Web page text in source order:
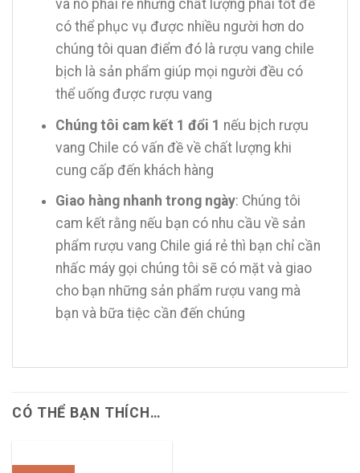
và nó phải rẻ nhưng chất lượng phải tốt để
có thể phục vụ được nhiều người hơn do
chúng tôi quan điểm đó là rượu vang chile
bịch là sản phẩm giúp mọi người đều có
thể uống được rượu vang
Chúng tôi cam kết 1 đổi 1 nếu bịch rượu
vang Chile có vấn đề về chất lượng khi
cung cấp đến khách hàng
Giao hàng nhanh trong ngày: Chúng tôi
cam kết rằng nếu bạn có nhu cầu về sản
phẩm rượu vang Chile giá rẻ thì bạn chỉ cần
nhấc máy gọi chúng tôi sẽ có mặt và giao
cho bạn những sản phẩm rượu vang mà
bạn và bữa tiệc cần đến chúng
CÓ THỂ BẠN THÍCH…